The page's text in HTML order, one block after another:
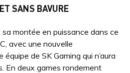
SANS BAVURE
montée en puissance dans ce
avec une nouvelle
de SK Gaming qui n’aura
En deux games rondement